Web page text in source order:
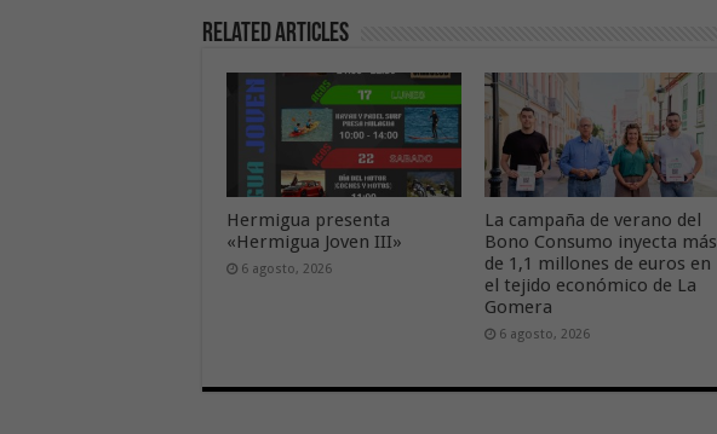
Related Articles
Hermigua presenta
«Hermigua Joven III»
6 agosto, 2026
La campaña de verano del
Bono Consumo inyecta más
de 1,1 millones de euros en
el tejido económico de La
Gomera
6 agosto, 2026